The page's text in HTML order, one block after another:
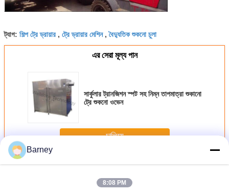
ট্যাগ: শিল্প ট্রে ড্রায়ার , ট্রে ড্রায়ার মেশিন,বৈদ্যুতিক শুকনো চুলা
এর সেরা মূল্য পান
সার্কুলার ট্রানজিশন স্পট সহ নিম্ন তাপমাত্রা শুকানো
ট্রে শুকনো ওভেন
চালিয়ে
অধিকট্রে শুকনো ওভেন
Barney
8:08 PM